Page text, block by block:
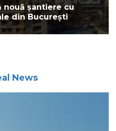
șantiere cu
din București
News